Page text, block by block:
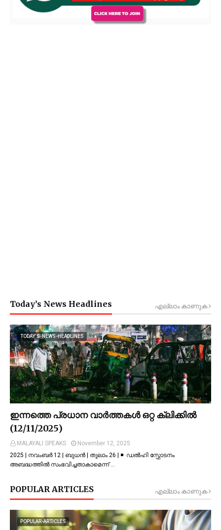
Today’s News Headlines എല്ലാം കാണുക
TODAY’S-NEWS-HEADLINES
ഇന്നത്തെ പ്രധാന വാർത്തകൾ ഒറ്റ ക്ലിക്കിൽ
(12/11/2025)
MALAYALI SPEAKS
November 12, 2025
2025 | നവംബർ 12 | ബുധൻ | തുലാം 26 | ◾ ഡല്‍ഹി സ്ഫോടനം
അബദ്ധത്തില്‍ സംഭവിച്ചതാകാമെന്ന് …
POPULAR ARTICLES എല്ലാം കാണുക
POPULAR-ARTICLES